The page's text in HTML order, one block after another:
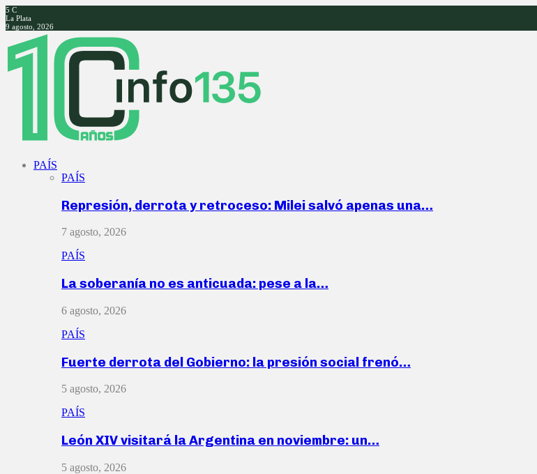
5 C
La Plata
9 agosto, 2026
Facebook
Twitter
Instagram
Youtube
PAÍS
PAÍS
Represión, derrota y retroceso: Milei salvó apenas una…
7 agosto, 2026
PAÍS
La soberanía no es anticuada: pese a la…
6 agosto, 2026
PAÍS
Fuerte derrota del Gobierno: la presión social frenó…
5 agosto, 2026
PAÍS
León XIV visitará la Argentina en noviembre: un…
5 agosto, 2026